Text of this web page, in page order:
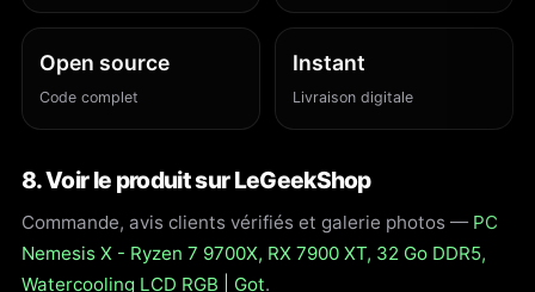
Open source
Code complet
Instant
Livraison digitale
8. Voir le produit sur LeGeekShop
Commande, avis clients vérifiés et galerie photos — PC
Nemesis X - Ryzen 7 9700X, RX 7900 XT, 32 Go DDR5,
Watercooling LCD RGB | Got.